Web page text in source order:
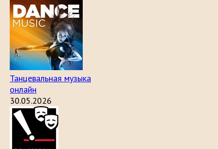
Танцевальная музыка
онлайн
30.05.2026